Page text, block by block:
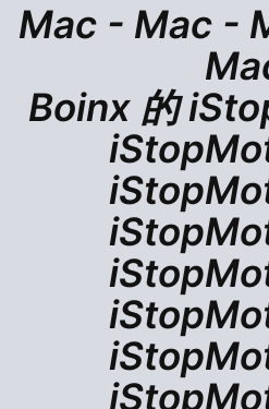
Mac - Mac -
Boinx 的